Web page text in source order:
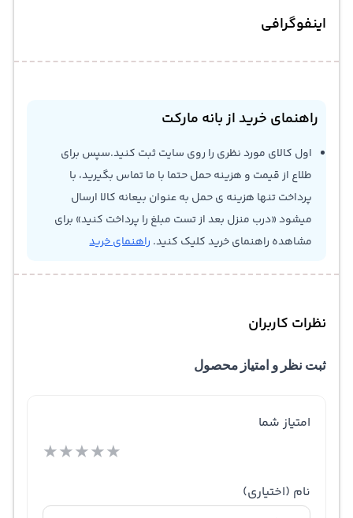
اینفوگرافی
راهنمای خرید از بانه مارکت
اول کالای مورد نظری را روی سایت ثبت کنید.سپس برای
طلاع از قیمت و هزینه حمل حتما با ما تماس بگیرید، با
پرداخت تنها هزینه ی حمل به عنوان بیعانه کالا ارسال
میشود «درب منزل بعد از تست مبلغ را پرداخت کنید» برای
مشاهده راهنمای خرید کلیک کنید. راهنمای خرید
نظرات کاربران
ثبت نظر و امتیاز محصول
امتیاز شما
★★★★★
نام (اختیاری)